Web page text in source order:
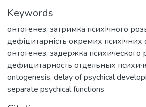
Keywords
онтогенез, затримка психічного
дефіцитарність окремих психічних
онтогенез, задержка психического
дефицитарность отдельных
ontogenesis, delay of psychical
separate psychical functions